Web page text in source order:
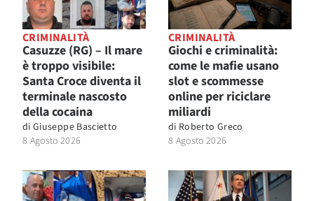
CRIMINALITÀ
Casuzze (RG) – Il mare
è troppo visibile:
Santa Croce diventa il
terminale nascosto
della cocaina
di Giuseppe Bascietto
8 Agosto 2026
CRIMINALITÀ
Giochi e criminalità:
come le mafie usano
slot e scommesse
online per riciclare
miliardi
di Roberto Greco
8 Agosto 2026